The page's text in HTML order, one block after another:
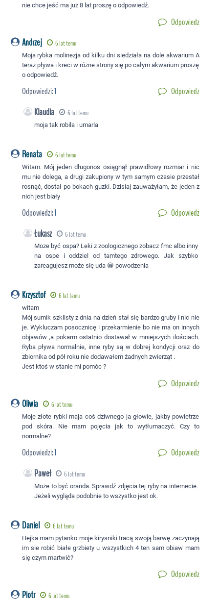
nie chce jeść ma już 8 lat proszę o odpowiedź.
Odpowiedz
Andrzej 6 lat temu
Moja rybka molinezja od kilku dni siedziała na dole akwarium A
teraz pływa i kreci w różne strony się po całym akwarium proszę
o odpowiedź.
Odpowiedzi:1 Odpowiedz
Klaudia 6 lat temu
moja tak robila i umarla
Renata 6 lat temu
Witam. Mój jeden długonos osiągnął prawidłowy rozmiar i nic
mu nie dolega, a drugi zakupiony w tym samym czasie przestał
rosnąć, dostał po bokach guzki. Dzisiaj zauważyłam, że jeden z
nich jest biały
Odpowiedzi:1 Odpowiedz
Łukasz 6 lat temu
Moze być ospa? Leki z zoologicznego zobacz fmc albo inny
na ospe i oddziel od tamtego zdrowego. Jak szybko
zareagujesz może się uda 😁 powodzenia
Krzysztof 6 lat temu
witam
Mój sumik szklisty z dnia na dzień stał się bardzo gruby i nic nie
je. Wykluczam posocznicę i przekarmienie bo nie ma on innych
objawów ,a pokarm ostatnio dostawał w mniejszych ilościach.
Ryba pływa normalnie, inne ryby są w dobrej kondycji oraz do
zbiornika od pół roku nie dodawałem żadnych zwierząt .
Jest ktoś w stanie mi pomóc ?
Odpowiedz
Oliwia 6 lat temu
Moje złote rybki maja coś dziwnego ja głowie, jakby powietrze
pod skóra. Nie mam pojęcia jak to wytłumaczyć. Czy to
normalne?
Odpowiedzi:1 Odpowiedz
Paweł 6 lat temu
Może to być oranda. Sprawdź zdjęcia tej ryby na internecie.
Jeżeli wygląda podobnie to wszystko jest ok.
Daniel 6 lat temu
Hejka mam pytanko moje kirysniki tracą swoją barwę zaczynają
im sie robić białe grzbiety u wszystkich 4 ten sam obiaw mam
się czym martwić?
Odpowiedz
Piotr 6 lat temu